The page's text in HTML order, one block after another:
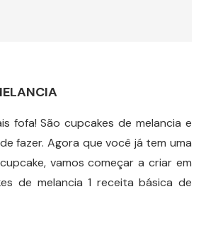
fofa! São cupcakes de melancia e
fazer. Agora que você já tem uma
vamos começar a criar em
de melancia 1 receita básica de